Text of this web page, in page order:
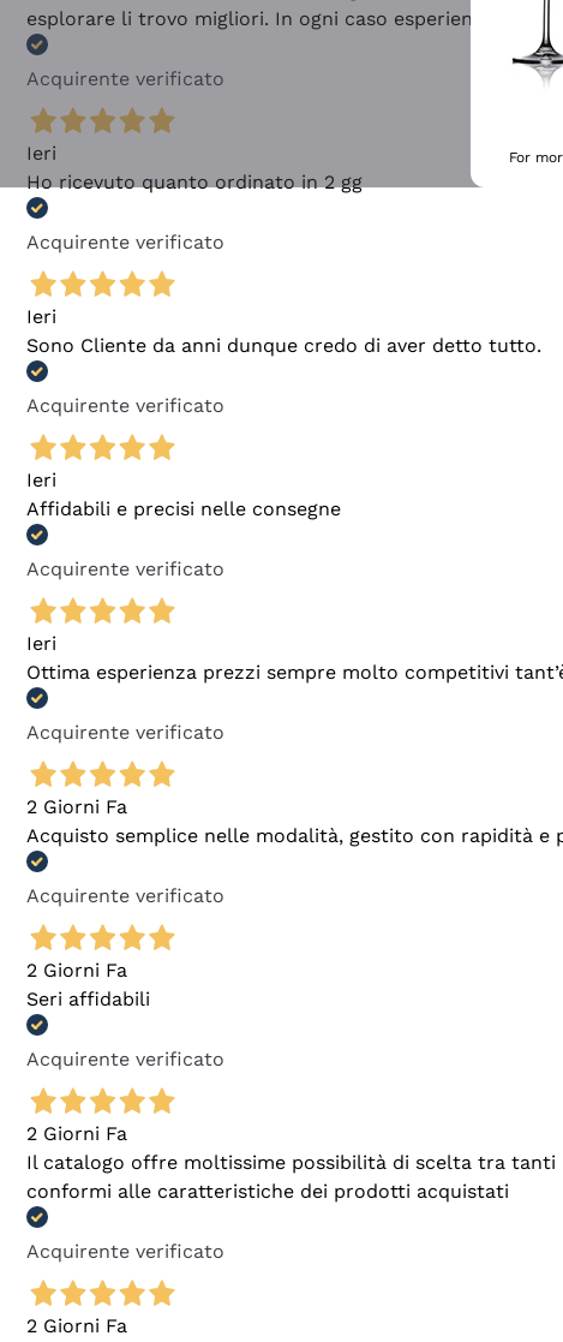
esplorare li trovo migliori. In ogni caso esperienza buona
Acquirente verificato
Ieri
Ho ricevuto quanto ordinato in 2 gg
Acquirente verificato
Ieri
Sono Cliente da anni dunque credo di aver detto tutto.
Acquirente verificato
Ieri
Affidabili e precisi nelle consegne
Acquirente verificato
Ieri
Ottima esperienza prezzi sempre molto competitivi
Acquirente verificato
2 Giorni Fa
Acquisto semplice nelle modalità, gestito con rapidità e
Acquirente verificato
2 Giorni Fa
Seri affidabili
Acquirente verificato
2 Giorni Fa
Il catalogo offre moltissime possibilità di scelta tra tanti
conformi alle caratteristiche dei prodotti acquistati
Acquirente verificato
2 Giorni Fa
For